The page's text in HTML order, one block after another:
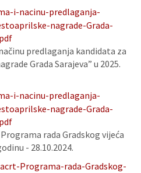
i-nacinu-predlaganja-
nagrade-Grada-
predlaganja kandidata za
Grada Sarajeva” u 2025.
i-nacinu-predlaganja-
nagrade-Grada-
rada Gradskog vijeća
- 28.10.2024.
Programa-rada-Gradskog-